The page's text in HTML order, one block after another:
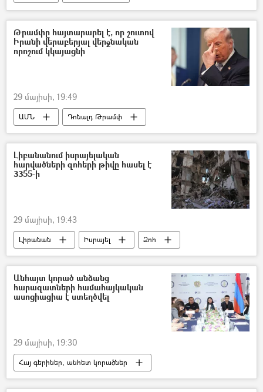
հանքարդյունաբերություն
հանքավայր
հանքանյութ
Թրամփը հայտարարել է, որ շուտով
Իրանի վերաբերյալ վերջնական
որոշում կկայացնի
29 մայիսի, 19:49
ԱՄՆ
Դոնալդ Թրամփ
Իրանի Իսլամական Հանրապետություն
Լիբանանում իսրայելական
հարվածների զոհերի թիվը հասել է
3355-ի
29 մայիսի, 19:43
Լիբանան Իսրայել Զոհ
Անհայտ կորած անձանց
հարազատների համահայկական
ասոցիացիա է ստեղծվել
29 մայիսի, 19:30
Հայ գերիներ, անհետ կորածներ
անհետ կորած
Անահիտ Մանասյան